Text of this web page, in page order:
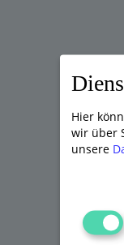
Hier
wir über
unsere